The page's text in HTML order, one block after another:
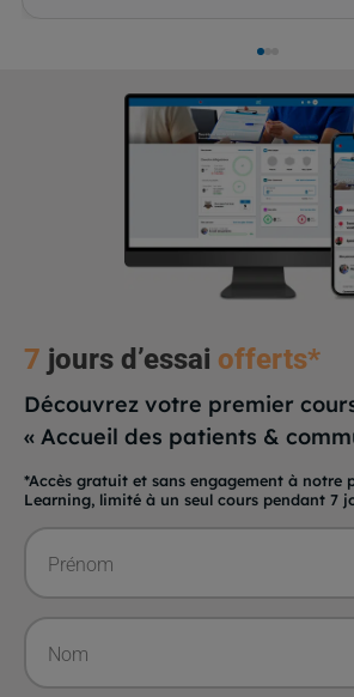
7 jours d’essai offerts*
Découvrez votre premier
« Accueil des patients &
*Accès gratuit et sans engagement à notre
Learning, limité à un seul cours pendant 7
Prénom
Nom